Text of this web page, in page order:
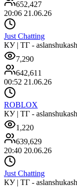
652,427
20:06 21.06.26
Just Chatting
КУ | ТГ -
7,290
642,611
00:52 21.06.26
ROBLOX
КУ | ТГ -
1,220
639,629
20:40 20.06.26
Just Chatting
КУ | ТГ -